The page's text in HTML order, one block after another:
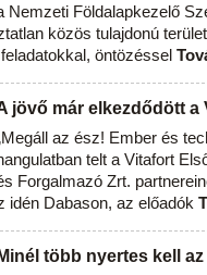
Nemzeti Földalapkezelő
közös tulajdonú
öntözéssel
jövő már elkezdődött a
az ész! Ember és
telt a Vitafort
Forgalmazó Zrt.
idén Dabason, az előadók
Minél több nyertes kell